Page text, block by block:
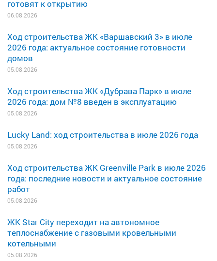
готовят к открытию
06.08.2026
Ход строительства ЖК «Варшавский 3» в июле
2026 года: актуальное состояние готовности
домов
05.08.2026
Ход строительства ЖК «Дубрава Парк» в июле
2026 года: дом №8 введен в эксплуатацию
05.08.2026
Lucky Land: ход строительства в июле 2026 года
05.08.2026
Ход строительства ЖК Greenville Park в июле 2026
года: последние новости и актуальное состояние
работ
05.08.2026
ЖК Star City переходит на автономное
теплоснабжение с газовыми кровельными
котельными
05.08.2026